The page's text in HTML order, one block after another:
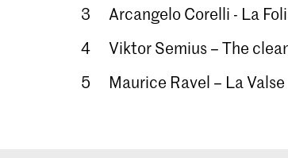
Arcangelo Corelli - La
Viktor Semius – The
Maurice Ravel – La Valse